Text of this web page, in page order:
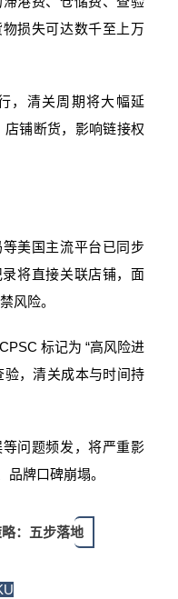
损失可达数千至上万
，清关周期将大幅延
铺断货，影响链接权
美国主流平台已同步
将直接关联店铺，面
风险。
标记为 “高风险进
验，清关成本与时间持
问题频发，将严重影
牌口碑崩塌。
：五步落地